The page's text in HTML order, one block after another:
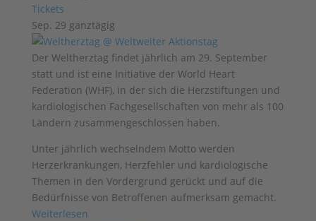
Tickets
Sep. 29 ganztägig
Der Weltherztag findet jährlich am 29. September
statt und ist eine Initiative der World Heart
Federation (WHF), in der sich die Herzstiftungen und
kardiologischen Fachgesellschaften von mehr als 100
Ländern zusammengeschlossen haben.
Unter jährlich wechselndem Motto werden
Herzerkrankungen, Herzfehler und kardiologische
Themen in den Vordergrund gerückt und auf die
Bedürfnisse von Betroffenen aufmerksam gemacht.
Weiterlesen